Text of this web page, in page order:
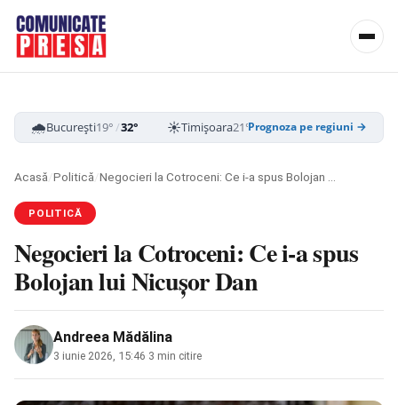
🌧️București19°/32° ☀️Timișoara21°/33° ☁️Cluj-Napoca
Prognoza pe regiuni →
Acasă/Politică/
POLITICĂ
Negocieri la Cotroceni: Ce i-a spus
Bolojan lui Nicușor Dan
Andreea Mădălina
3 iunie 2026, 15:46 3 min citire